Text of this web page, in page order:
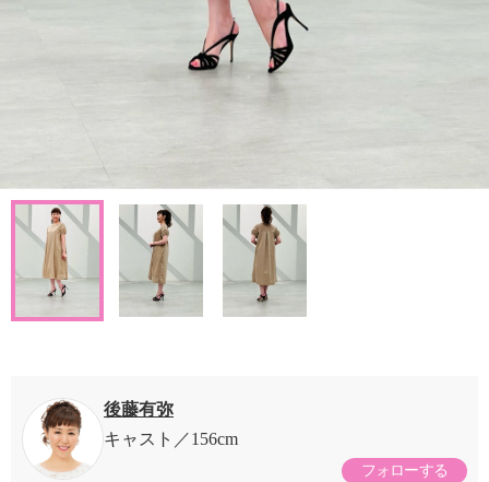
後藤有弥
キャスト
156cm
フォローする